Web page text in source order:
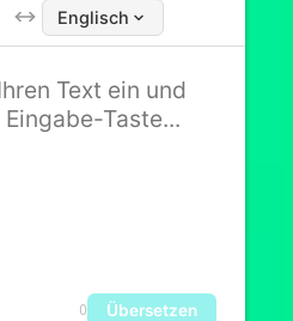
Englisch
0 Übersetzen